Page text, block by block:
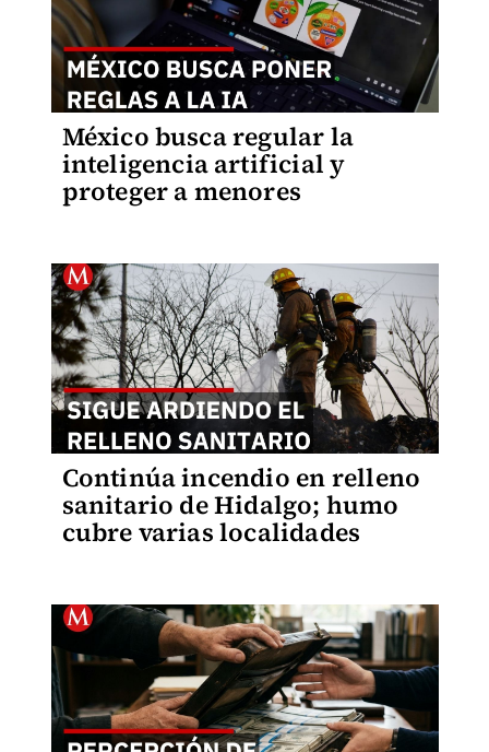
México busca regular la
inteligencia artificial y
proteger a menores
Continúa incendio en relleno
sanitario de Hidalgo; humo
cubre varias localidades